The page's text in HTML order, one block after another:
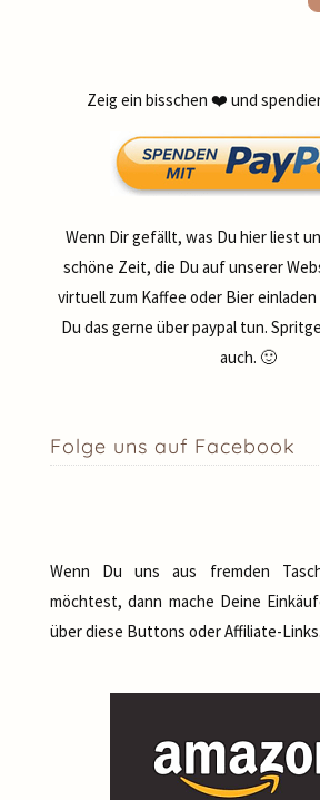
Zeig ein bisschen ❤️ und
Wenn Dir gefällt, was Du hier liest
schöne Zeit, die Du auf unserer
virtuell zum Kaffee oder Bier
Du das gerne über paypal tun.
auch. 🙂
Folge uns auf Facebook
Wenn Du uns aus fremden
möchtest, dann mache Deine
über diese Buttons oder Affiliate-